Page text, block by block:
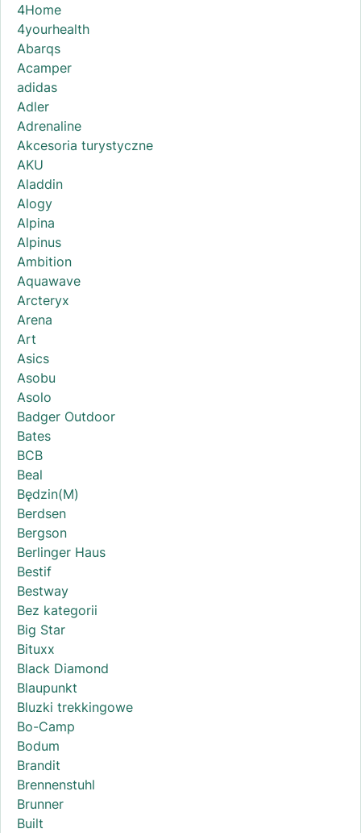
4Home
4yourhealth
Abarqs
Acamper
adidas
Adler
Adrenaline
Akcesoria turystyczne
AKU
Aladdin
Alogy
Alpina
Alpinus
Ambition
Aquawave
Arcteryx
Arena
Art
Asics
Asobu
Asolo
Badger Outdoor
Bates
BCB
Beal
Będzin(M)
Berdsen
Bergson
Berlinger Haus
Bestif
Bestway
Bez kategorii
Big Star
Bituxx
Black Diamond
Blaupunkt
Bluzki trekkingowe
Bo-Camp
Bodum
Brandit
Brennenstuhl
Brunner
Built